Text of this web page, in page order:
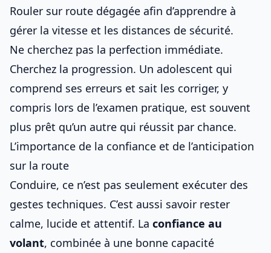
Rouler sur route dégagée afin d’apprendre à
gérer la vitesse et les distances de sécurité.
Ne cherchez pas la perfection immédiate.
Cherchez la progression. Un adolescent qui
comprend ses erreurs et sait les corriger, y
compris lors de l’examen pratique, est souvent
plus prêt qu’un autre qui réussit par chance.
L’importance de la confiance et de l’anticipation
sur la route
Conduire, ce n’est pas seulement exécuter des
gestes techniques. C’est aussi savoir rester
calme, lucide et attentif. La confiance au
volant, combinée à une bonne capacité